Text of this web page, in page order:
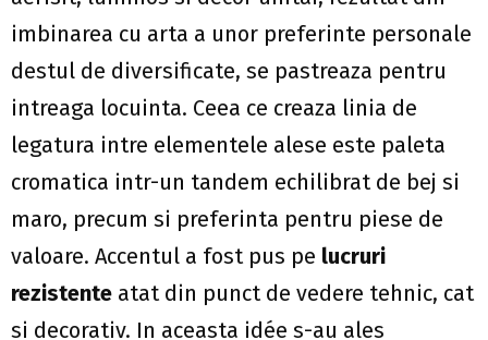
imbinarea cu arta a unor preferinte personale
destul de diversificate, se pastreaza pentru
intreaga locuinta. Ceea ce creaza linia de
legatura intre elementele alese este paleta
cromatica intr-un tandem echilibrat de bej si
maro, precum si preferinta pentru piese de
valoare. Accentul a fost pus pe lucruri
rezistente atat din punct de vedere tehnic, cat
si decorativ. In aceasta idée s-au ales